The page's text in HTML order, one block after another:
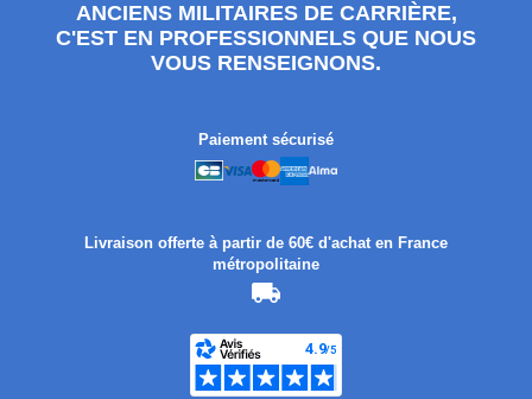
ANCIENS MILITAIRES DE CARRIÈRE,
C'EST EN PROFESSIONNELS QUE NOUS
VOUS RENSEIGNONS.
Paiement sécurisé
Livraison offerte à partir de 60€ d'achat en France
métropolitaine